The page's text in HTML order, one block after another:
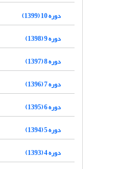
دوره 10 (1399)
دوره 9 (1398)
دوره 8 (1397)
دوره 7 (1396)
دوره 6 (1395)
دوره 5 (1394)
دوره 4 (1393)